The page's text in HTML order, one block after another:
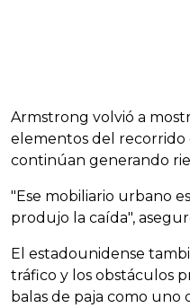
Armstrong volvió a
elementos del recorrido
continúan generando
"Ese mobiliario urbano
produjo la caída",
El estadounidense
tráfico y los obstáculos
balas de paja como uno